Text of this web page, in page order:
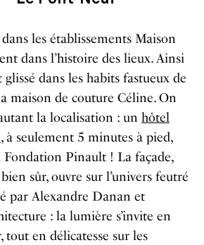
les établissements Maison
dans l’histoire des lieux. Ainsi
glissé dans les habits fastueux de
maison de couture Céline. On
la localisation : un hôtel
, à seulement 5 minutes à pied,
Pinault ! La façade,
sûr, ouvre sur l’univers feutré
par Alexandre Danan et
: la lumière s’invite en
tout en délicatesse sur les